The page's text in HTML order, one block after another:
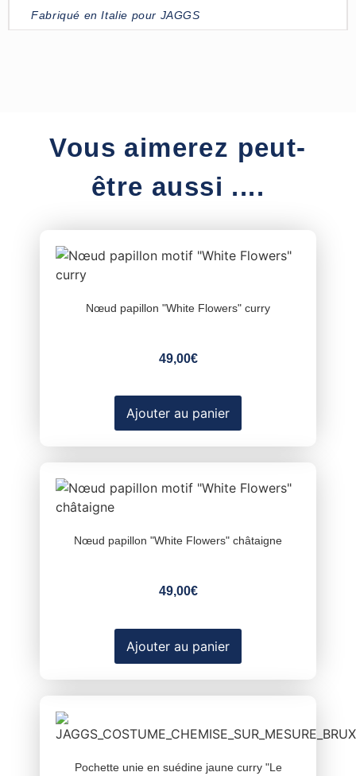
Fabriqué en Italie pour JAGGS
Vous aimerez peut-
être aussi ....
Nœud papillon "White Flowers" curry
49,00€
Ajouter au panier
Nœud papillon "White Flowers" châtaigne
49,00€
Ajouter au panier
Pochette unie en suédine jaune curry "Le